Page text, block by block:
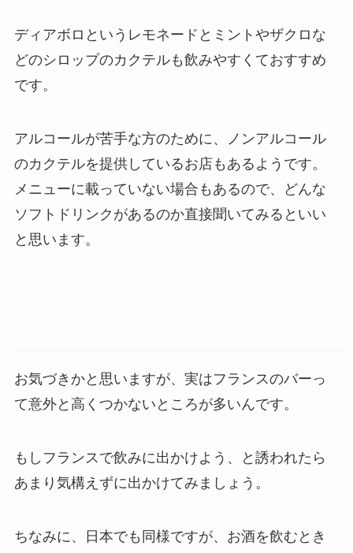
ディアボロというレモネードとミントやザクロな
どのシロップのカクテルも飲みやすくておすすめ
です。
アルコールが苦手な方のために、ノンアルコール
のカクテルを提供しているお店もあるようです。
メニューに載っていない場合もあるので、どんな
ソフトドリンクがあるのか直接聞いてみるといい
と思います。
お気づきかと思いますが、実はフランスのバーっ
て意外と高くつかないところが多いんです。
もしフランスで飲みに出かけよう、と誘われたら
あまり気構えずに出かけてみましょう。
ちなみに、日本でも同様ですが、お酒を飲むとき